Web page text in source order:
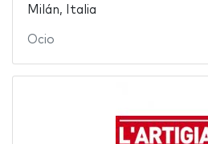
Milán, Italia
Ocio